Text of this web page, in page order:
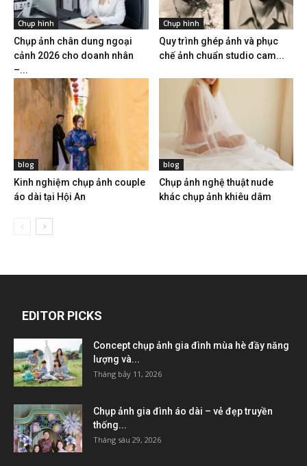
Chụp hình
Chụp ảnh chân dung ngoại
cảnh 2026 cho doanh nhân
–...
Chụp hình
Quy trình ghép ảnh và phục
chế ảnh chuẩn studio cam...
blog
Kinh nghiệm chụp ảnh couple
áo dài tại Hội An
blog
Chụp ảnh nghệ thuật nude
khác chụp ảnh khiêu dâm
EDITOR PICKS
Concept chụp ảnh gia đình mùa hè đầy năng
lượng và...
Tháng bảy 11, 2026
Chụp ảnh gia đình áo dài – vẻ đẹp truyền
thống...
Tháng sáu 29, 2026